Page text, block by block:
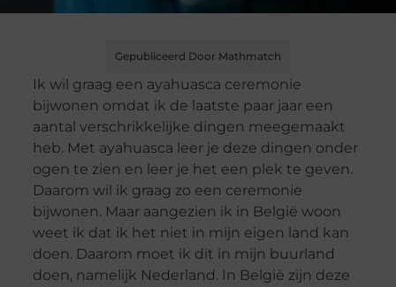
Gepubliceerd Door Mathmatch
Ik wil graag een ayahuasca ceremonie
bijwonen omdat ik de laatste paar jaar een
aantal verschrikkelijke dingen meegemaakt
heb. Met ayahuasca leer je deze dingen onder
ogen te zien en leer je het een plek te geven.
Daarom wil ik graag zo een ceremonie
bijwonen. Maar aangezien ik in België woon
weet ik dat ik het niet in mijn eigen land kan
doen. Daarom moet ik dit in mijn buurland
doen, namelijk Nederland. In België zijn deze